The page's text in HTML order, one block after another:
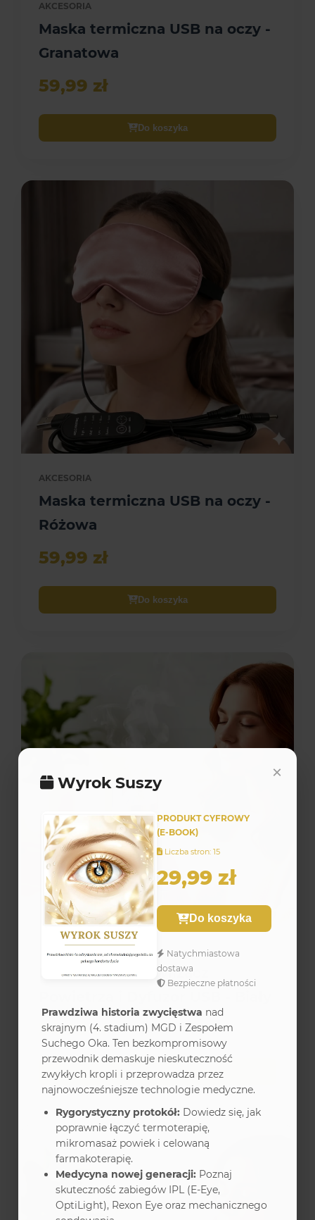
Witaj, Gość! Wyloguj się
AKCESORIA
Maska termiczna USB na oczy -
Granatowa
59,99 zł
Do koszyka
AKCESORIA
Maska termiczna USB na oczy -
Różowa
59,99 zł
Do koszyka
Fizyczny
Inteligentny Nawilżacz
34,99 zł
Do koszyka
×
Wyrok Suszy
PRODUKT CYFROWY
(E-BOOK)
Liczba stron: 15
29,99 zł
Do koszyka
Natychmiastowa
dostawa
Bezpieczne płatności
Prawdziwa historia zwycięstwa nad
skrajnym (4. stadium) MGD i Zespołem
Suchego Oka. Ten bezkompromisowy
przewodnik demaskuje nieskuteczność
zwykłych kropli i przeprowadza przez
najnowocześniejsze technologie medyczne.
Rygorystyczny protokół: Dowiedz się, jak
poprawnie łączyć termoterapię,
mikromasaż powiek i celowaną
farmakoterapię.
Medycyna nowej generacji: Poznaj
skuteczność zabiegów IPL (E-Eye,
OptiLight), Rexon Eye oraz mechanicznego